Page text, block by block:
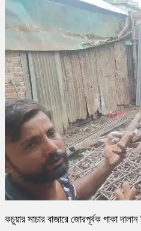
কচুয়ার সাচার বাজারে জোরপূর্বক পাকা